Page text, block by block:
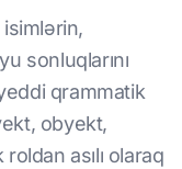
sonluqlarını
qrammatik
obyekt,
asılı olaraq